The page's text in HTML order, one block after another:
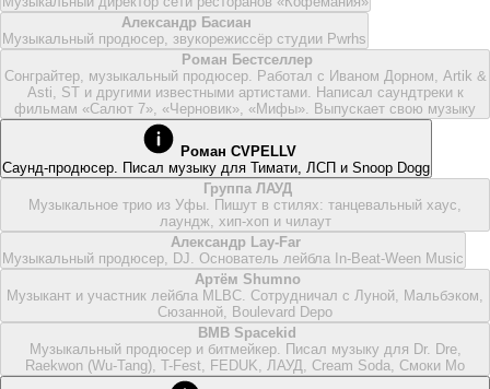
Александр Басиан
Музыкальный продюсер, звукорежиссёр студии Pwrhs
Роман Бестселлер
Сонграйтер, музыкальный продюсер. Работал с Иваном Дорном, Artik &
Asti, ST и другими известными артистами. Написал саундтреки к
фильмам «Салют 7», «Черновик», «Мифы». Выпускает свою музыку
Роман CVPELLV
Саунд-продюсер. Писал музыку для Тимати, ЛСП и Snoop Dogg
Группа ЛАУД
Музыкальное трио из Уфы. Пишут в стилях: танцевальный хаус,
лаундж, хип-хоп и чилаут
Александр Lay-Far
Музыкальный продюсер, DJ. Основатель лейбла In-Beat-Ween Music
Артём Shumno
Музыкант и участник лейбла MLBC. Сотрудничал с Луной, Мальбэком,
Сюзанной, Boulevard Depo
BMB Spacekid
Музыкальный продюсер и битмейкер. Писал музыку для Dr. Dre,
Raekwon (Wu-Tang), T-Fest, FEDUK, ЛАУД, Cream Soda, Смоки Мо